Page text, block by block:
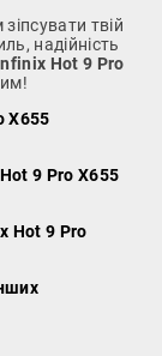
твій
надійність
Hot 9 Pro
X655
9 Pro X655
Hot 9 Pro